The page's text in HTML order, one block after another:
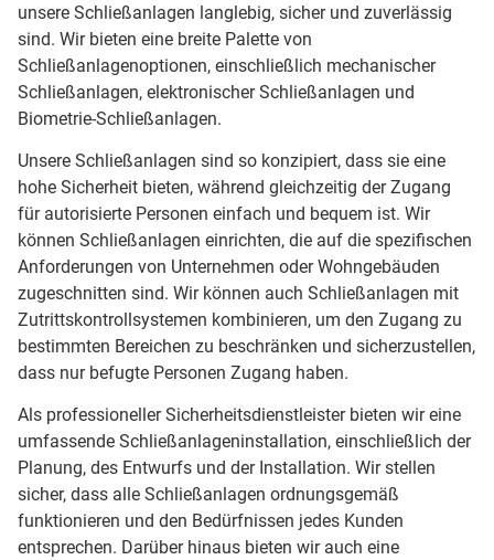
unsere Schließanlagen langlebig, sicher und zuverlässig
sind. Wir bieten eine breite Palette von
Schließanlagenoptionen, einschließlich mechanischer
Schließanlagen, elektronischer Schließanlagen und
Biometrie-Schließanlagen.
Unsere Schließanlagen sind so konzipiert, dass sie eine
hohe Sicherheit bieten, während gleichzeitig der Zugang
für autorisierte Personen einfach und bequem ist. Wir
können Schließanlagen einrichten, die auf die spezifischen
Anforderungen von Unternehmen oder Wohngebäuden
zugeschnitten sind. Wir können auch Schließanlagen mit
Zutrittskontrollsystemen kombinieren, um den Zugang zu
bestimmten Bereichen zu beschränken und sicherzustellen,
dass nur befugte Personen Zugang haben.
Als professioneller Sicherheitsdienstleister bieten wir eine
umfassende Schließanlageninstallation, einschließlich der
Planung, des Entwurfs und der Installation. Wir stellen
sicher, dass alle Schließanlagen ordnungsgemäß
funktionieren und den Bedürfnissen jedes Kunden
entsprechen. Darüber hinaus bieten wir auch eine